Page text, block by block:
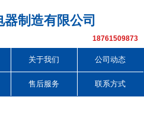
制造有限公司
18761509873
关于我们 公司动态
售后服务 联系方式